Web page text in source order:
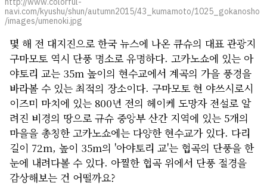
navi.com/kyushu/shun/autumn2015/43_kumamoto/1025_gokanosho
/images/umenoki.jpg
몇 해 전 대지진으로 한국 뉴스에 나온 큐슈의 대표 관광지
구마모토 역시 단풍 명소로 유명하다. 고카노쇼에 있는 아
야토리 교는 35m 높이의 현수교에서 계곡의 가을 풍경을
바라볼 수 있는 최적의 장소이다. 구마모토 현 야쓰시로시
이즈미 마치에 있는 800년 전의 헤이케 도망자 전설로 알
려진 비경의 땅으로 규슈 중앙부 산간 지역에 있는 5개의
마을을 총칭한 고카노쇼에는 다양한 현수교가 있다. 다리
길이 72m, 높이 35m의 '아야토리 교'는 협곡의 단풍을 한
눈에 내려다볼 수 있다. 아찔한 협곡 위에서 단풍 절경을
감상해보는 건 어떨까요?